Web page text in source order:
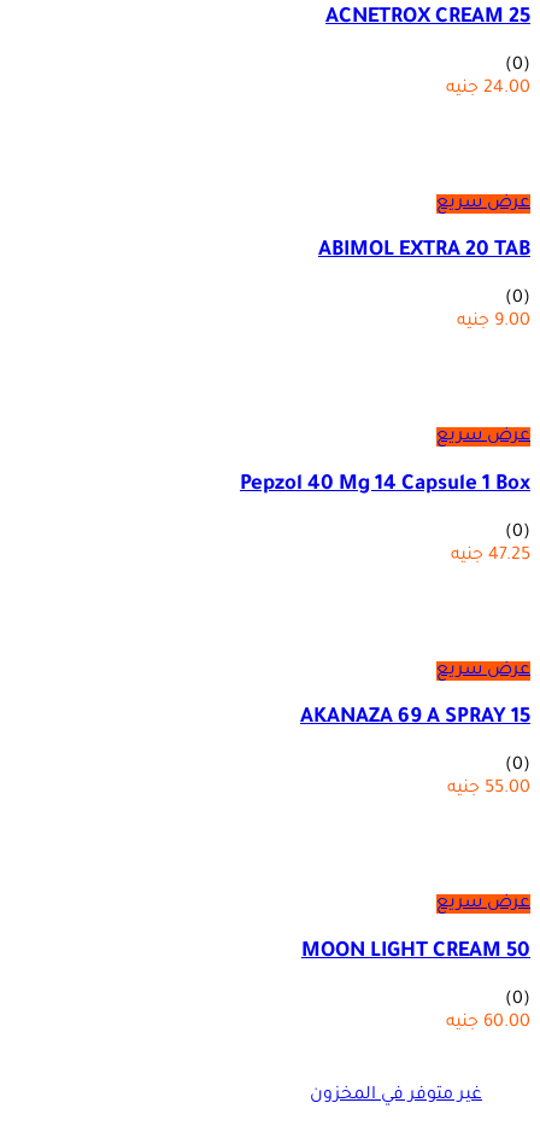
ACNETROX CREAM 25
(0)
24.00 جنيه
عرض سريع
ABIMOL EXTRA 20 TAB
(0)
9.00 جنيه
عرض سريع
Pepzol 40 Mg 14 Capsule 1 Box
(0)
47.25 جنيه
عرض سريع
AKANAZA 69 A SPRAY 15
(0)
55.00 جنيه
عرض سريع
MOON LIGHT CREAM 50
(0)
60.00 جنيه
غير متوفر في المخزون